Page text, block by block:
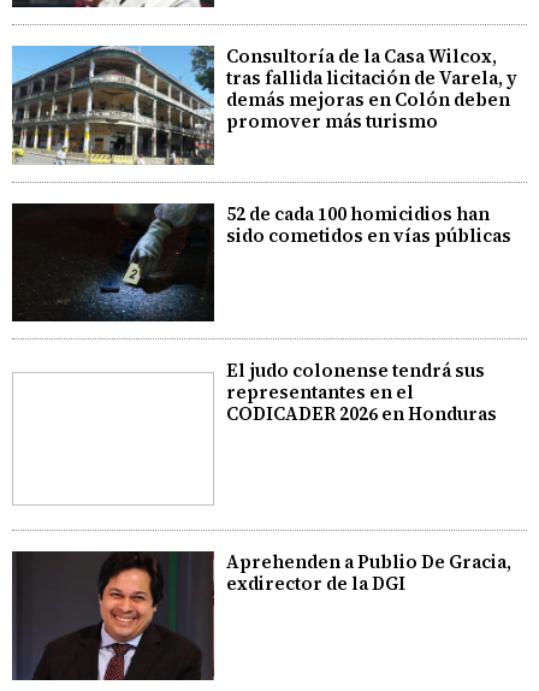
Consultoría de la Casa Wilcox,
tras fallida licitación de Varela, y
demás mejoras en Colón deben
promover más turismo
52 de cada 100 homicidios han
sido cometidos en vías públicas
El judo colonense tendrá sus
representantes en el
CODICADER 2026 en Honduras
Aprehenden a Publio De Gracia,
exdirector de la DGI